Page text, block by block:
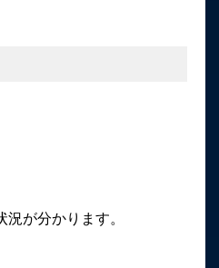
が分かります。